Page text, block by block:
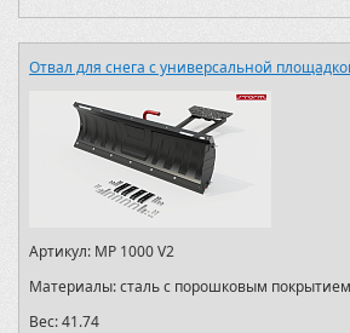
Отвал для снега с универсальной
Артикул: MP 1000 V2
Материалы:сталь с порошковым покрытием
Вес:41.74